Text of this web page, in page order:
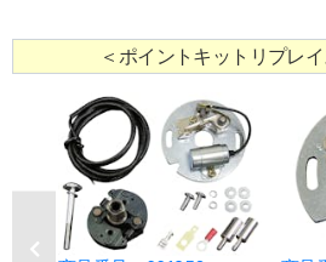
＜ポイントキットリプレ